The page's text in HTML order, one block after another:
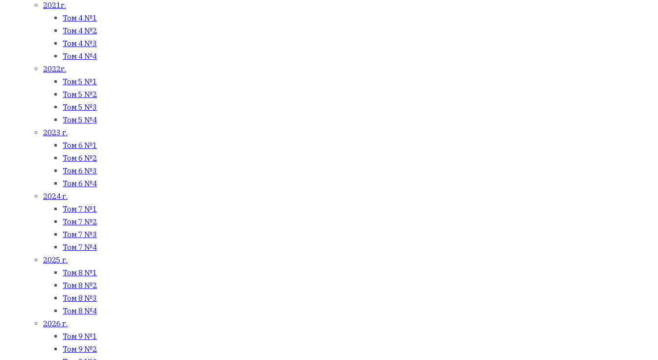
2021г.
Том 4 №1
Том 4 №2
Том 4 №3
Том 4 №4
2022г.
Том 5 №1
Том 5 №2
Том 5 №3
Том 5 №4
2023 г.
Том 6 №1
Том 6 №2
Том 6 №3
Том 6 №4
2024 г.
Том 7 №1
Том 7 №2
Том 7 №3
Том 7 №4
2025 г.
Том 8 №1
Том 8 №2
Том 8 №3
Том 8 №4
2026 г.
Том 9 №1
Том 9 №2